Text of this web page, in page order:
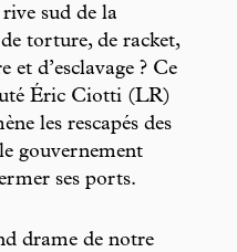
sud de la
torture, de racket,
d’esclavage ? Ce
Éric Ciotti (LR)
les rescapés des
gouvernement
ses ports.
drame de notre